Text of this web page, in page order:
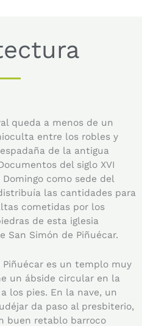
queda a menos de un
entre los robles y
de la antigua
del siglo XVI
como sede del
las cantidades para
cometidas por los
de esta iglesia
San Simón de Piñuécar.
Piñuécar es un templo muy
un ábside circular en la
los pies. En la nave, un
da paso al presbiterio,
buen retablo barroco